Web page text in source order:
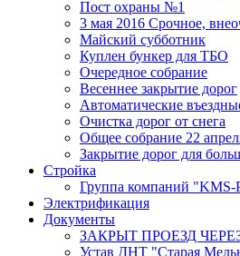
Пост охраны №1
3 мая 2016 Срочное,
Майский субботник
Куплен бункер для ТБО
Очередное собрание
Весеннее закрытие дорог
Автоматические
Очистка дорог от снега
Общее собрание 22
Закрытие дорог для
Стройка
Группа компаний "KMS-
Электрификация
Документы
ЗАКРЫТ ПРОЕЗД
Устав ДНТ "Старая